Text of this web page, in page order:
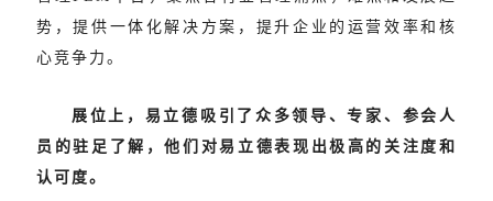
势，提供一体化解决方案，提升企业的运营效率和核
心竞争力。
展位上，易立德吸引了众多领导、专家、参会人
员的驻足了解，他们对易立德表现出极高的关注度和
认可度。